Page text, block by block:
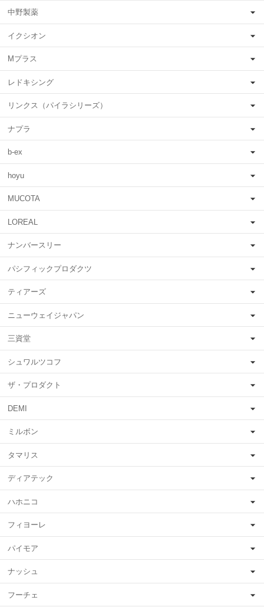
中野製薬
イクシオン
Mプラス
レドキシング
リンクス（パイラシリーズ）
ナプラ
b-ex
hoyu
MUCOTA
LOREAL
ナンバースリー
パシフィックプロダクツ
ティアーズ
ニューウェイジャパン
三資堂
シュワルツコフ
ザ・プロダクト
DEMI
ミルボン
タマリス
ディアテック
ハホニコ
フィヨーレ
パイモア
ナッシュ
フーチェ